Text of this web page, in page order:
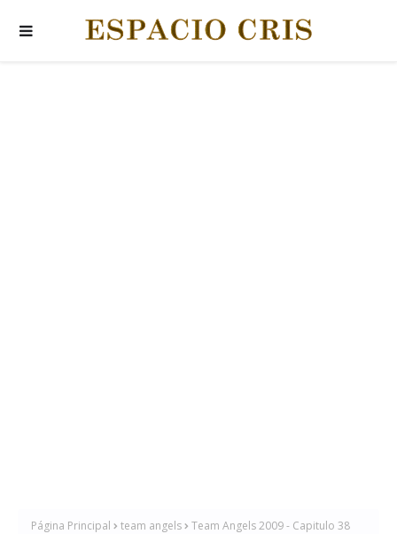
Página Principal team angels Team Angels 2009 - Capitulo 38